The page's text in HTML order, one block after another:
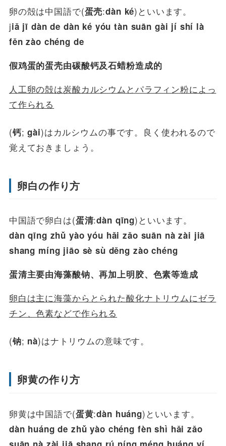
卵の殻は中国語で(蛋壳:dàn ké)といいます。
jiǎ jī dàn de dàn ké yóu tàn suān gài jí shí là
fěn zào chéng de
假鸡蛋的蛋壳由碳酸钙及石蜡粉造成的
人工卵の殻は炭酸カルシウムとパラフィン粉によっ
て作られる
(钙;gài)はカルシウムの事です。良く使われるので
覚えておきましょう。
卵白の作り方
中国語で卵白は(蛋清:dàn qīng)といいます。
dàn qīng zhǔ yào yóu hǎi zǎo suān nà zài jiā
shang míng jiāo sè sù děng zào chéng
蛋清主要由海藻酸钠、再加上明胶、色素等造成
卵白は主に海藻からとられた酸化ナトリウムにゼラ
チン、色素などで作られる
(钠; nà)はナトリウムの意味です。
卵黄の作り方
卵黄は中国語で(蛋黄:dàn huáng)といいます。
dàn huáng de zhǔ yào chéng fèn shì hǎi zǎo